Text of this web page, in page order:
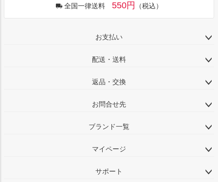
全国一律送料 550円 （税込）
お支払い
配送・送料
返品・交換
お問合せ先
ブランド一覧
マイページ
サポート